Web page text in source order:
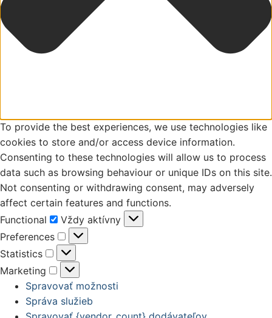
To provide the best experiences, we use technologies like
cookies to store and/or access device information.
Consenting to these technologies will allow us to process
data such as browsing behaviour or unique IDs on this site.
Not consenting or withdrawing consent, may adversely
affect certain features and functions.
Functional
Functional
Vždy aktívny
Preferences
Preferences
Statistics
Statistics
Marketing
Marketing
Spravovať možnosti
Správa služieb